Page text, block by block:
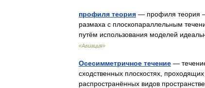
профиля теория — профиля теория
размаха с плоскопараллельным
путём использования моделей
«Авиация»
Осесимметричное течение —
сходственных плоскостях,
распространённых видов